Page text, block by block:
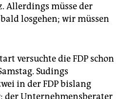
Allerdings müsse der
losgehen; wir müssen
versuchte die FDP schon
Sudings
in der FDP bislang
Unternehmensberater